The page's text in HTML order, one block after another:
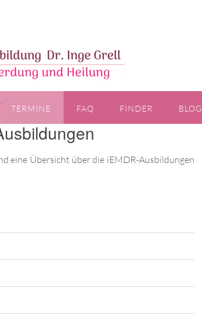
TERMINE FAQ FINDER BLOG
eine Übersicht über die iEMDR-Ausbildungen